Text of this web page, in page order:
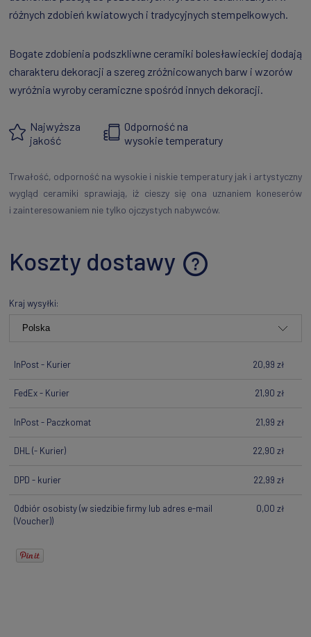
różnych zdobień kwiatowych i tradycyjnych stempelkowych.
Bogate zdobienia podszkliwne ceramiki bolesławieckiej dodają
charakteru dekoracji a szereg zróżnicowanych barw i wzorów
wyróżnia wyroby ceramiczne spośród innych dekoracji.
Najwyższa
jakość
Odporność na
wysokie temperatury
Trwałość, odporność na wysokie i niskie temperatury jak i artystyczny
wygląd ceramiki sprawiają, iż cieszy się ona uznaniem koneserów
i zainteresowaniem nie tylko ojczystych nabywców.
Koszty dostawy
Cena nie zawiera ewentualnych kosztów płatności
Kraj wysyłki:
InPost - Kurier 20,99 zł
FedEx - Kurier 21,90 zł
InPost - Paczkomat 21,99 zł
DHL(- Kurier) 22,90 zł
DPD - kurier 22,99 zł
Odbiór osobisty(w siedzibie firmy lub adres e-mail
(Voucher))
0,00 zł